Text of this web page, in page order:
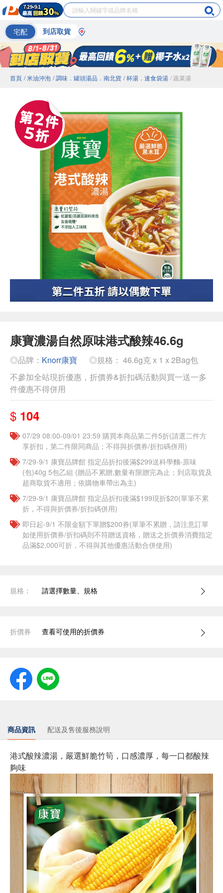
宅配 到店取貨
首頁 / 米油沖泡 / 調味．罐頭湯品．南北貨 / 杯湯．速食袋湯 / 蔬菜湯
康寶濃湯自然原味港式酸辣46.6g
◎品牌： Knorr康寶
◎規格： 46.6g克 x 1 x 2Bag包
不參加全站現折優惠，折價券&折扣碼活動與買一送一多
件優惠不得併用
$ 104
07/29 08:00-09/01 23:59 購買本商品第二件5折(請選二件方
享折扣，第二件限同商品；不得與折價券/折扣碼併用)
7/29-9/1 康寶品牌館 指定品折扣後滿$299送科學麵-原味
(包)40g 5包乙組 (贈品不累贈,數量有限贈完為止；到店取貨及
超商取貨不適用；依購物車帶出為主)
7/29-9/1 康寶品牌館 指定品折扣後滿$199現折$20(單筆不累
折，不得與折價券/折扣碼併用)
即日起-9/1 不限金額下單贈$200券(單筆不累贈，請注意訂單
如使用折價券/折扣碼則不符贈送資格，贈送之折價券消費指定
品滿$2,000可折，不得與其他優惠活動合併使用)
規格： 請選擇數量、規格
折價券 查看可使用的折價券
商品資訊 配送及售後服務說明
港式酸辣濃湯，嚴選鮮脆竹筍，口感濃厚，每一口都酸辣
夠味